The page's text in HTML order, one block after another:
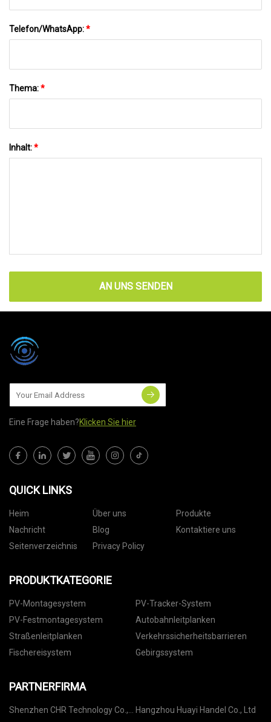
Telefon/WhatsApp:*
Thema:*
Inhalt:*
AN UNS SENDEN
Eine Frage haben?Klicken Sie hier
QUICK LINKS
Heim Über uns
Produkte
Nachricht
Blog
Kontaktiere uns
Seitenverzeichnis
Privacy Policy
PRODUKTKATEGORIE
PV-Montagesystem
PV-Tracker-System
PV-Festmontagesystem
Autobahnleitplanken
Straßenleitplanken
Verkehrssicherheitsbarrieren
Fischereisystem
Gebirgssystem
PARTNERFIRMA
Shenzhen CHR Technology Co.,
Hangzhou Huayi Handel Co., Ltd